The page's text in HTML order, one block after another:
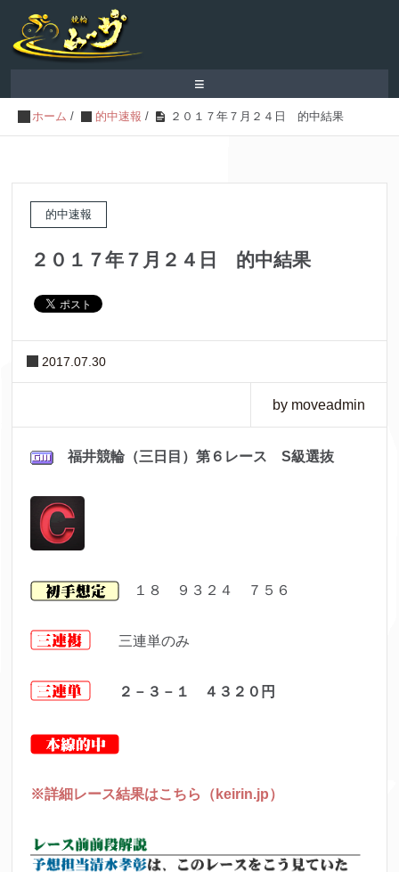
≡
ホーム / 的中速報 / ２０１７年７月２４日 的中結果
的中速報
２０１７年７月２４日 的中結果
2017.07.30
by moveadmin
福井競輪（三日目）第６レース S級選抜
１８ ９３２４ ７５６
三連単のみ
２－３－１ ４３２０ 円
※詳細レース結果はこちら（keirin.jp）